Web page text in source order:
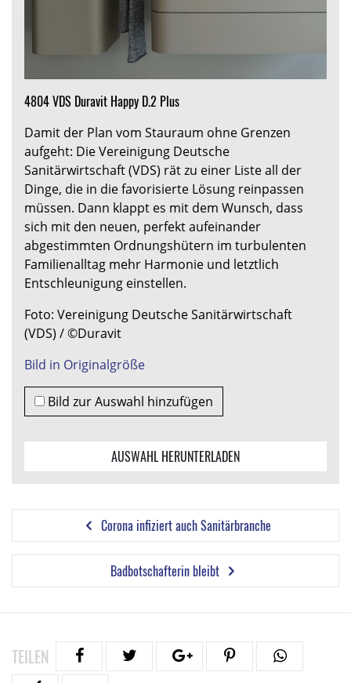
4804 VDS Duravit Happy D.2 Plus
Damit der Plan vom Stauraum ohne Grenzen
aufgeht: Die Vereinigung Deutsche
Sanitärwirtschaft (VDS) rät zu einer Liste all der
Dinge, die in die favorisierte Lösung reinpassen
müssen. Dann klappt es mit dem Wunsch, dass
sich mit den neuen, perfekt aufeinander
abgestimmten Ordnungshütern im turbulenten
Familienalltag mehr Harmonie und letztlich
Entschleunigung einstellen.
Foto: Vereinigung Deutsche Sanitärwirtschaft
(VDS) / ©Duravit
Bild in Originalgröße
Bild zur Auswahl hinzufügen
AUSWAHL HERUNTERLADEN
Corona infiziert auch Sanitärbranche
Badbotschafterin bleibt
TEILEN